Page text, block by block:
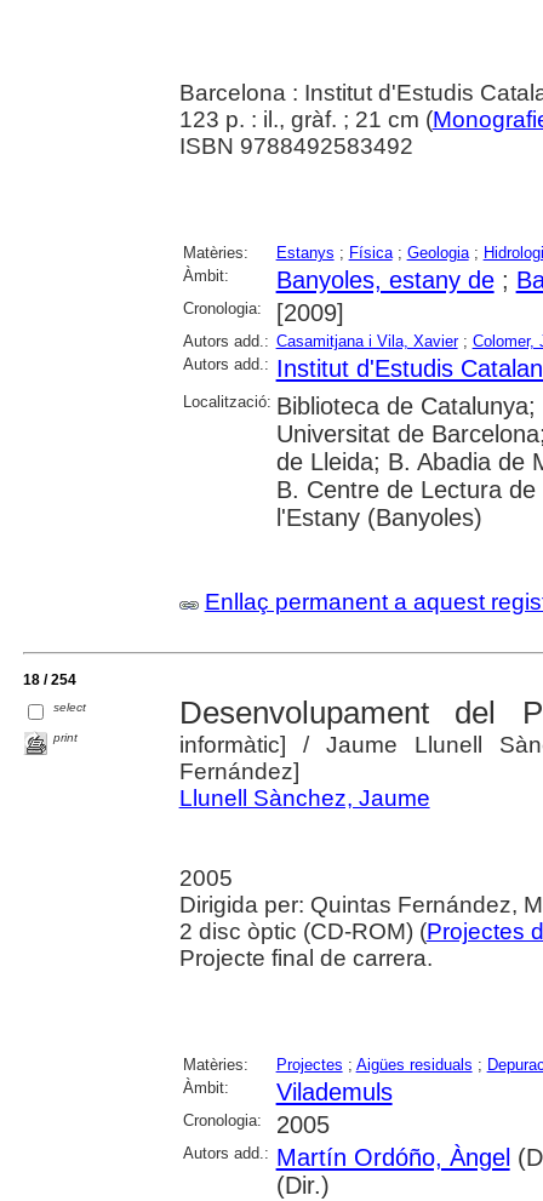
Barcelona : Institut d'Estudis
123 p. : il., gràf. ; 21 cm (
ISBN 9788492583492
Matèries: Estanys ; Física; Geologia;
Àmbit:
Banyoles, estany de;
Cronologia: [2009]
Autors add.: Casamitjana i Vila, Xavier; Colomer,
Autors add.: Institut d'Estudis
Localització: Biblioteca de
Universitat de
de Lleida; B. Abadia de
B. Centre de Lectura
l'Estany (Banyoles)
Enllaç permanent a aquest
18 / 254
select
print
Desenvolupament del
informàtic] / Jaume Llunell
Fernández]
Llunell Sànchez, Jaume
2005
Dirigida per: Quintas Fernández,
2 disc òptic (CD-ROM) (Projectes
Projecte final de carrera.
Matèries: Projectes ; Aigües residuals ;
Àmbit:
Vilademuls
Cronologia: 2005
Autors add.: Martín Ordóño, Àngel
(Dir.)